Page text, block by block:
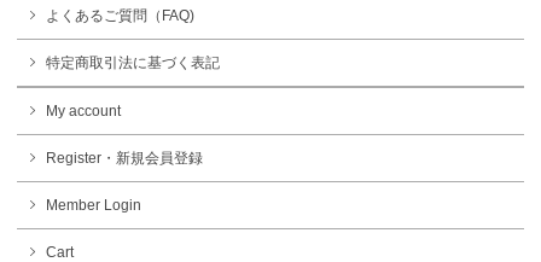
よくあるご質問（FAQ)
特定商取引法に基づく表記
My account
Register・新規会員登録
Member Login
Cart